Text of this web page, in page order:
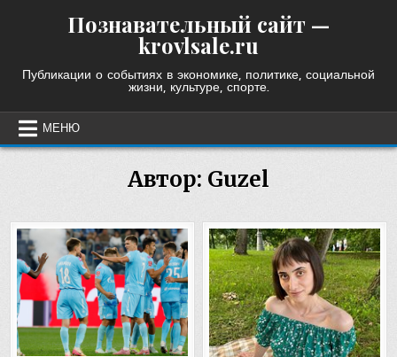
Познавательный сайт —
krovlsale.ru
Публикации о событиях в экономике, политике, социальной
жизни, культуре, спорте.
МЕНЮ
Автор: Guzel